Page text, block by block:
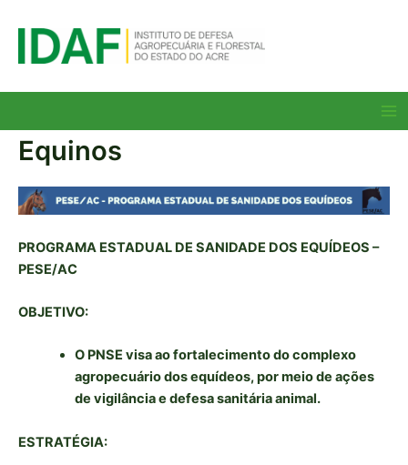
para
Equinos
PROGRAMA ESTADUAL DE SANIDADE DOS EQUÍDEOS –
PESE/AC
OBJETIVO:
O PNSE visa ao fortalecimento do complexo
agropecuário dos equídeos, por meio de ações
de vigilância e defesa sanitária animal.
ESTRATÉGIA: